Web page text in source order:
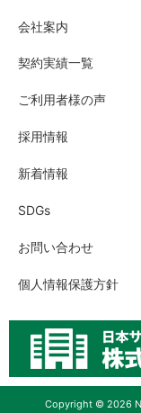
会社案内
契約実績一覧
ご利用者様の声
採用情報
新着情報
SDGs
お問い合わせ
個人情報保護方針
Copyright © 2026